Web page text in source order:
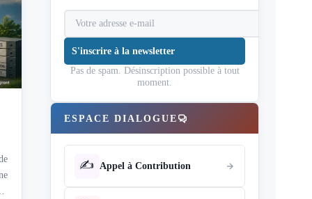
S'inscrire à la newsletter
Pas de spam. Désinscription possible à tout
moment.
ESPACE DIALOGUE
✍️ Appel à Contribution